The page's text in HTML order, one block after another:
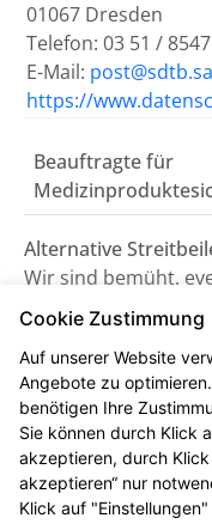
01067 Dresden
Telefon: 03 51 /
E-Mail:
https://
Beauftragte für
Alternative
Wir sind bemüht,
einvernehmlich
auch per E-Mail
Wir nehmen nicht
Cookie Zustimmung
Auf unserer Website
Angebote zu
benötigen Ihre
Sie können durch Klick
akzeptieren, durch
akzeptieren“ nur
Klick auf